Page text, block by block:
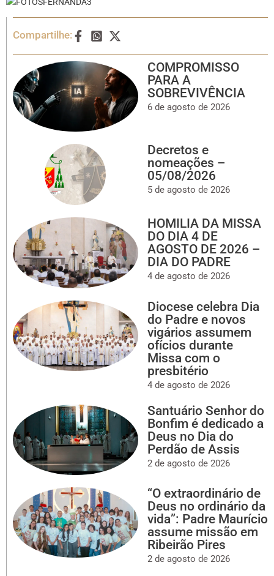
Compartilhe:
COMPROMISSO
PARA A
SOBREVIVÊNCIA
6 de agosto de 2026
Decretos e
nomeações –
05/08/2026
5 de agosto de 2026
HOMILIA DA MISSA
DO DIA 4 DE
AGOSTO DE 2026 –
DIA DO PADRE
4 de agosto de 2026
Diocese celebra Dia
do Padre e novos
vigários assumem
ofícios durante
Missa com o
presbitério
4 de agosto de 2026
Santuário Senhor do
Bonfim é dedicado a
Deus no Dia do
Perdão de Assis
2 de agosto de 2026
“O extraordinário de
Deus no ordinário da
vida”: Padre Maurício
assume missão em
Ribeirão Pires
2 de agosto de 2026